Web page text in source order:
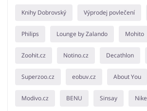
Knihy Dobrovský Výprodej povlečení
Philips Lounge by Zalando Mohito
Zoohit.cz Notino.cz Decathlon
Superzoo.cz eobuv.cz About You
Modivo.cz BENU Sinsay Nike